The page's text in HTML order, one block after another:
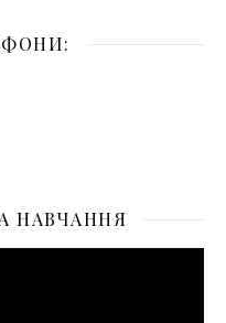
НАВЧАННЯ